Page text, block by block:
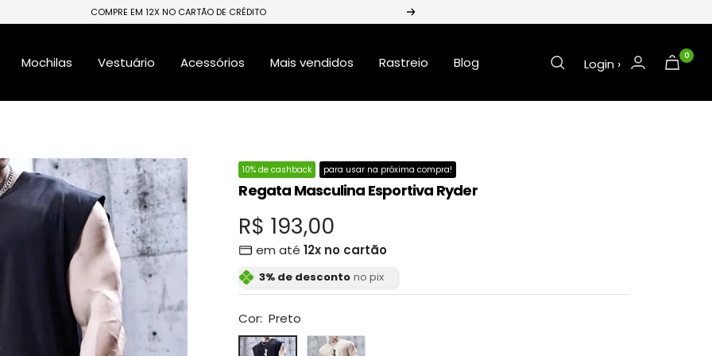
COMPRE EM 12X NO CARTÃO DE CRÉDITO Próxima
Mochilas Vestuário Acessórios Mais vendidos Rastreio Blog Login › 0
10% de cashback para usar na próxima compra!
Regata Masculina Esportiva Ryder
Preço
promocional
R$ 193,00
em até 12x no cartão
3% de desconto no pix
Cor: Preto
Preto
Bege